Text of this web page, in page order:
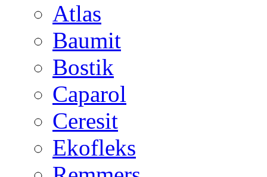
Atlas
Baumit
Bostik
Caparol
Ceresit
Ekofleks